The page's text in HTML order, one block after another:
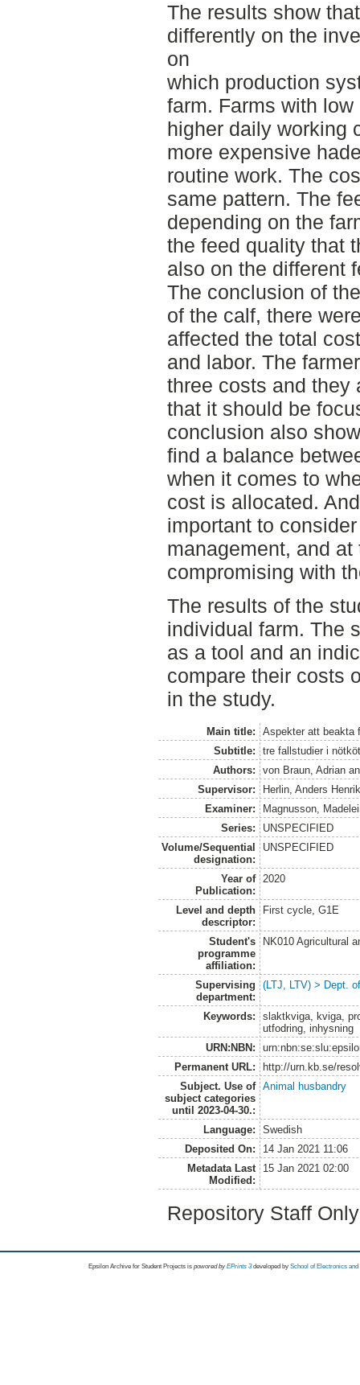
The results show
differently on the
on
which production
farm. Farms with
higher daily working
more expensive
routine work. The
same pattern. The
depending on the
the feed quality that
also on the different
The conclusion of
of the calf, there
affected the total
and labor. The
three costs and they
that it should be
conclusion also
find a balance
when it comes to
cost is allocated.
important to
management, and
compromising with
The results of the
individual farm. The
as a tool and an
compare their costs
in the study.
Main title:
Aspekter att beakta
Subtitle:
tre fallstudier i
Authors:
von Braun, Adrian
Supervisor:
Herlin, Anders
Examiner:
Magnusson,
Series:
UNSPECIFIED
Volume/Sequential
designation:
UNSPECIFIED
Year of
Publication:
2020
Level and depth
descriptor:
First cycle, G1E
Student's
programme
affiliation:
NK010 Agricultural
Supervising
department:
(LTJ, LTV) > Dept.
Keywords:
slaktkviga, kviga,
utfodring, inhysning
URN:NBN:
Permanent URL:
http://urn.kb.se/
Subject. Use of
subject categories
until 2023-04-30.:
Animal husbandry
Language:
Swedish
Deposited On:
14 Jan 2021 11:06
Metadata Last
Modified:
15 Jan 2021 02:00
Repository Staff
Epsilon Archive for Student Projects is powored byEPrints 3 developed by School of Electronics